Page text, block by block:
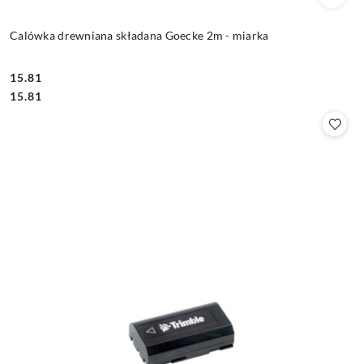
Calówka drewniana składana Goecke 2m - miarka
Cena:
15.81
Cena:
15.81